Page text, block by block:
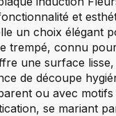
et
un choix élégant
trempé, connu
une surface
de découpe
ou avec
se mariant